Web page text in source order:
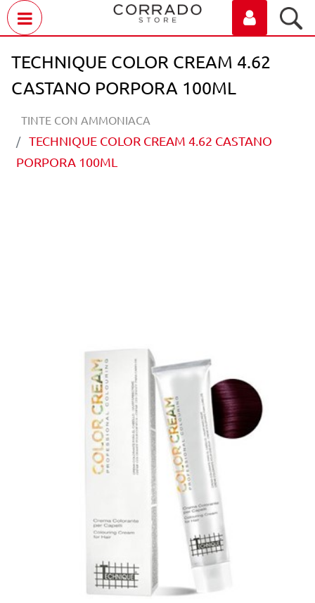
TECHNIQUE COLOR CREAM 4.62
CASTANO PORPORA 100ML
TINTE CON AMMONIACA
TECHNIQUE COLOR CREAM 4.62 CASTANO
PORPORA 100ML